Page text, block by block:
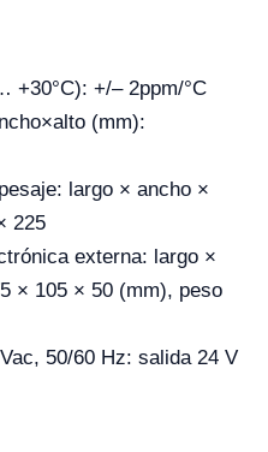
+30°C): +/– 2ppm/°C
(mm):
largo × ancho ×
225
externa: largo ×
× 105 × 50 (mm), peso
50/60 Hz: salida 24 V